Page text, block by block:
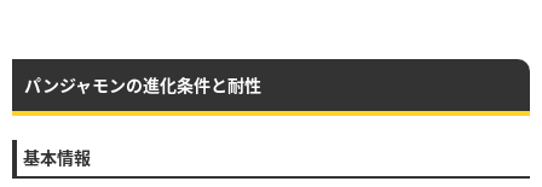
パンジャモンの進化条件と耐性
基本情報